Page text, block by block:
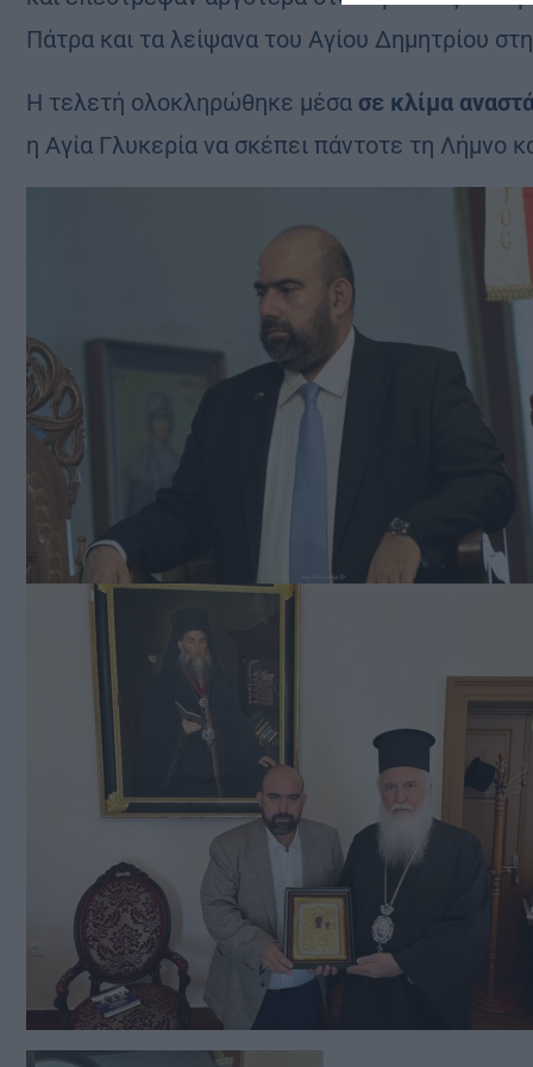
Πάτρα και τα λείψανα του Αγίου Δημητρίου
Η τελετή ολοκληρώθηκε μέσα σε κλίμα
η Αγία Γλυκερία να σκέπει πάντοτε τη Λήμνο